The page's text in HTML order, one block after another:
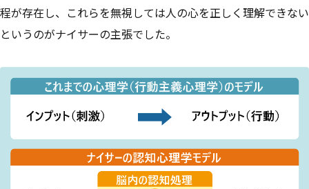
程が存在し、これらを無視しては人の心を正しく理解できない
というのがナイサーの主張でした。